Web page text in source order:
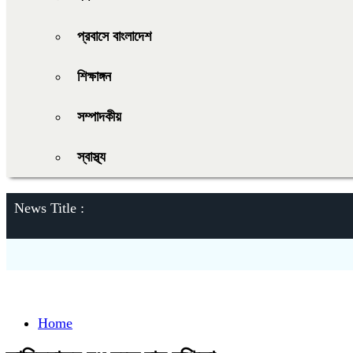
প্রবাসে বাংলাদেশ
শিক্ষাঙ্গন
সম্পাদকীয়
স্বাস্থ্য
News Title :
Home